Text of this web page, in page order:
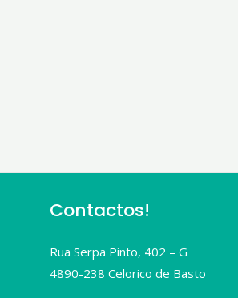
Contactos!
Rua Serpa Pinto, 402 – G
4890-238 Celorico de Basto